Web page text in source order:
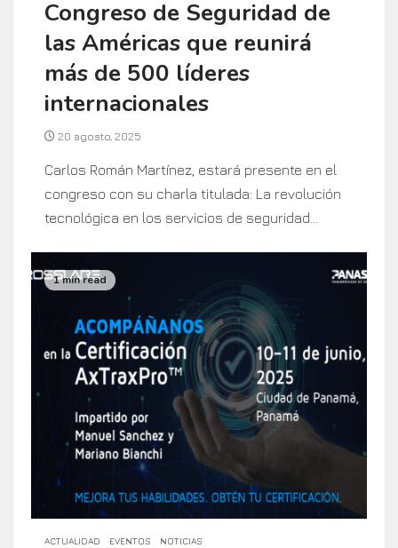
Congreso de Seguridad de
las Américas que reunirá
más de 500 líderes
internacionales
20 agosto, 2025
Carlos Román Martínez, estará presente en el
congreso con su charla titulada: La revolución
tecnológica en los servicios de seguridad...
1 min read
ACTUALIDAD EVENTOS NOTICIAS